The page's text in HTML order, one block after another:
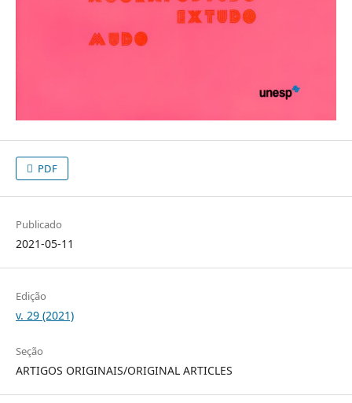
PDF
Publicado
2021-05-11
Edição
v. 29 (2021)
Seção
ARTIGOS ORIGINAIS/ORIGINAL ARTICLES